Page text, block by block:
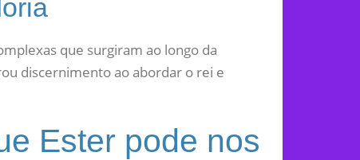
que surgiram ao longo da
discernimento ao abordar o rei e
Ester pode nos